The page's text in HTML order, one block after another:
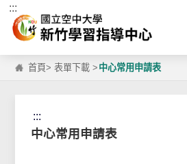
跳到主要內容區塊
:::
首頁> 表單下載 > 中心常用申請表
:::
中心常用申請表